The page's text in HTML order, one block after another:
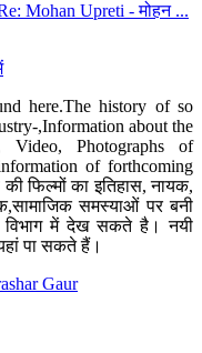
Mohan Upreti - मोहन ...
here.The history of so
,Information about the
Photographs of
of forthcoming
फिल्मों का इतिहास, नायक,
समस्याओं पर बनी
में देख सकते है। नयी
पा सकते हैं।
Gaur